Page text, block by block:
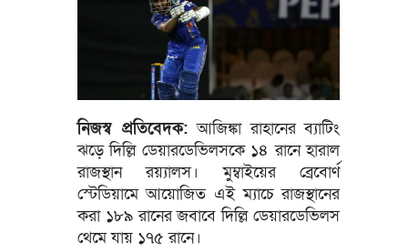
নিজস্ব প্রতিবেদক: আজিঙ্কা রাহানের ব্যাটিং
ঝড়ে দিল্লি ডেয়ারডেভিলসকে ১৪ রানে হারাল
রাজস্থান রয়্যালস। মুম্বাইয়ের ব্রেবোর্ণ
স্টেডিয়ামে আয়োজিত এই ম্যাচে রাজস্থানের
করা ১৮৯ রানের জবাবে দিল্লি ডেয়ারডেভিলস
থেমে যায় ১৭৫ রানে।